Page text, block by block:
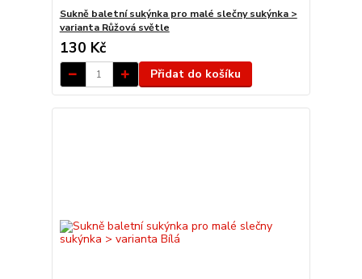
Sukně baletní sukýnka pro malé slečny sukýnka >
varianta Růžová světle
130 Kč
Přidat do košíku